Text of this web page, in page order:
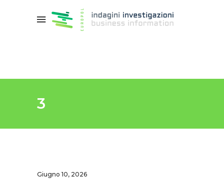
3
Giugno 10, 2026